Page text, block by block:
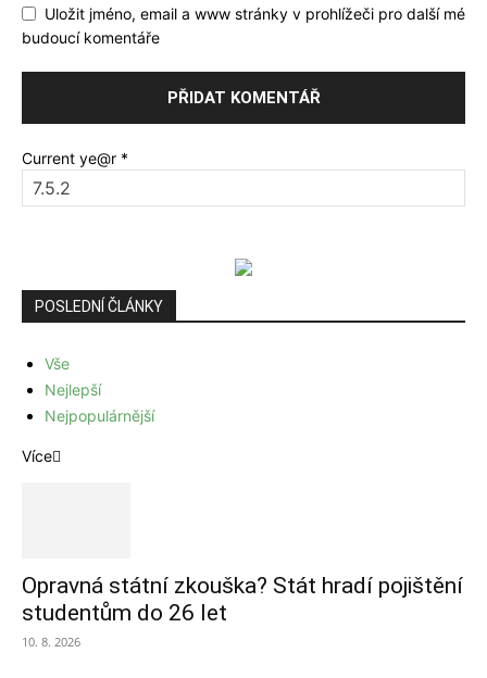
Uložit jméno, email a www stránky v prohlížeči pro další mé
budoucí komentáře
Current ye@r *
POSLEDNÍ ČLÁNKY
Vše
Nejlepší
Nejpopulárnější
Více
Opravná státní zkouška? Stát hradí pojištění
studentům do 26 let
10. 8. 2026